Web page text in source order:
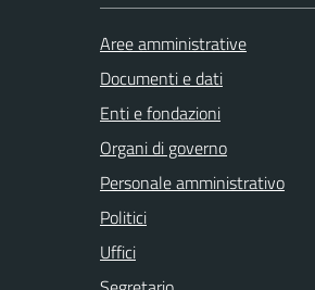
Aree amministrative
Documenti e dati
Enti e fondazioni
Organi di governo
Personale amministrativo
Politici
Uffici